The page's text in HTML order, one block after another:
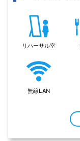
リハーサル室
無線LAN